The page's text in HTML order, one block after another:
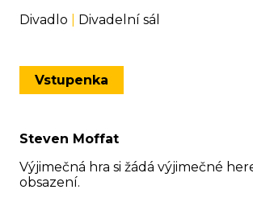
Divadlo Divadelní sál
Vstupenka
Steven Moffat
Výjimečná hra si žádá výjimečné
obsazení.